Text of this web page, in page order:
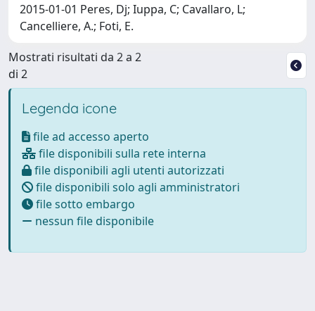
2015-01-01 Peres, Dj; Iuppa, C; Cavallaro, L;
Cancelliere, A.; Foti, E.
Mostrati risultati da 2 a 2
di 2
Legenda icone
file ad accesso aperto
file disponibili sulla rete interna
file disponibili agli utenti autorizzati
file disponibili solo agli amministratori
file sotto embargo
nessun file disponibile